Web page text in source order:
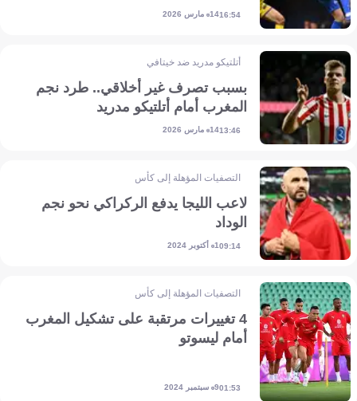
16:5414 مارس 2026
أتلتيكو مدريد ضد خيتافي
بسبب تصرف غير أخلاقي.. طرد نجم
المغرب أمام أتلتيكو مدريد
13:4614 مارس 2026
التصفيات المؤهلة إلى كأس أمم إفريقيا
لاعب الليجا يدفع الركراكي نحو نجم
الوداد
09:141 أكتوبر 2024
التصفيات المؤهلة إلى كأس أمم إفريقيا
4 تغييرات مرتقبة على تشكيل المغرب
أمام ليسوتو
01:539 سبتمبر 2024